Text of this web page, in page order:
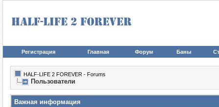
Регистрация Главная Форум Баны
HALF-LIFE 2 FOREVER - Forums
Пользователи
Важная информация